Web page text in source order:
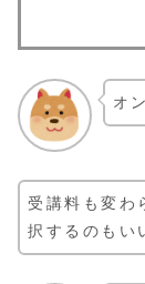
オ
受講料も変わ
択するのもい